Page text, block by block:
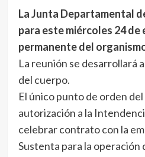
La Junta Departamental
para este miércoles 24 de
permanente del
La reunión se desarrollará
del cuerpo.
El único punto de orden del
autorización a la
celebrar contrato con la
Sustenta para la operación